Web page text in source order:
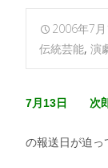
2006年7月
伝統芸能, 演
7月13日 次郎
の報送日が迫っ